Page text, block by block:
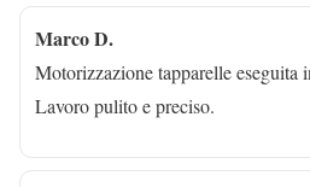
Marco D.
Motorizzazione tapparelle eseguita
Lavoro pulito e preciso.